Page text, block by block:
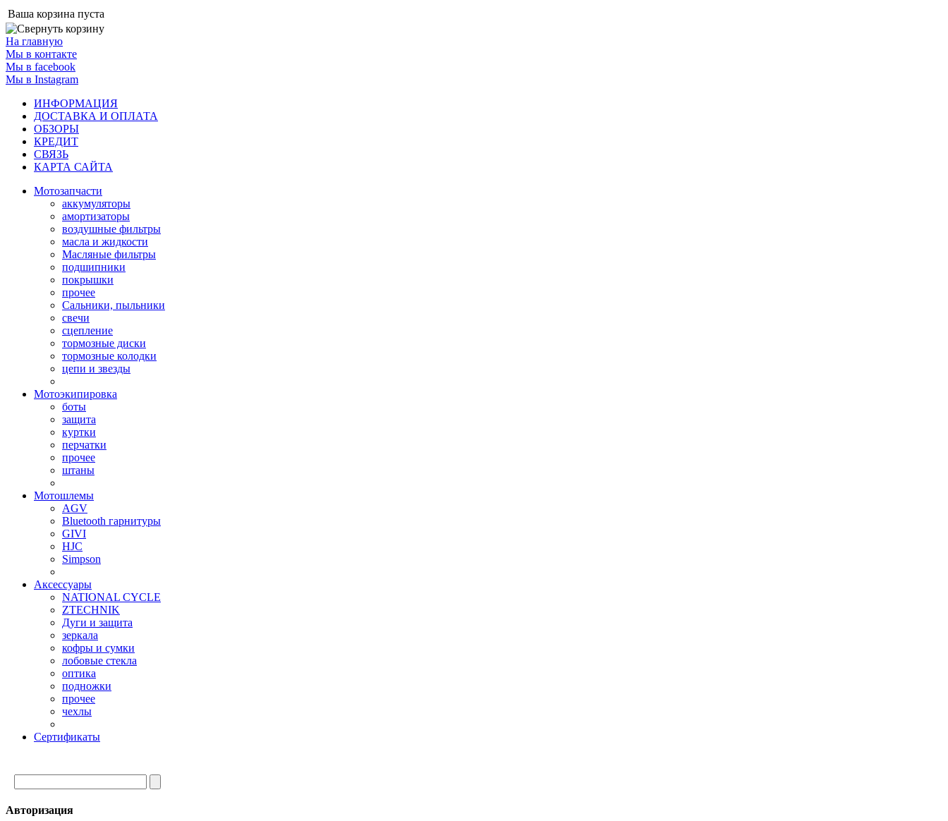
Ваша корзина пуста
На главную
Мы в контакте
Мы в facebook
Мы в Instagram
ИНФОРМАЦИЯ
ДОСТАВКА И ОПЛАТА
ОБЗОРЫ
КРЕДИТ
СВЯЗЬ
КАРТА САЙТА
Мотозапчасти
аккумуляторы
амортизаторы
воздушные фильтры
масла и жидкости
Масляные фильтры
подшипники
покрышки
прочее
Сальники, пыльники
свечи
сцепление
тормозные диски
тормозные колодки
цепи и звезды
Мотоэкипировка
боты
защита
куртки
перчатки
прочее
штаны
Мотошлемы
AGV
Bluetooth гарнитуры
GIVI
HJC
Simpson
Аксессуары
NATIONAL CYCLE
ZTECHNIK
Дуги и защита
зеркала
кофры и сумки
лобовые стекла
оптика
подножки
прочее
чехлы
Сертификаты
Авторизация